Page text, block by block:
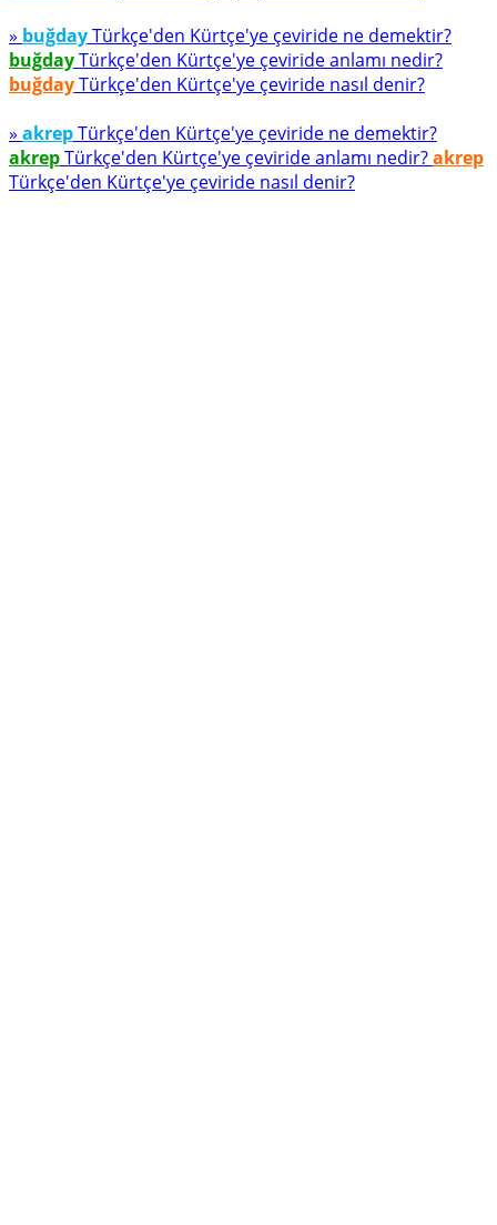
» buğdayTürkçe'den Kürtçe'ye çeviride ne demektir?
buğdayTürkçe'den Kürtçe'ye çeviride anlamı nedir?
buğdayTürkçe'den Kürtçe'ye çeviride nasıl denir?
» akrepTürkçe'den Kürtçe'ye çeviride ne demektir?
akrepTürkçe'den Kürtçe'ye çeviride anlamı nedir?akrep
Türkçe'den Kürtçe'ye çeviride nasıl denir?